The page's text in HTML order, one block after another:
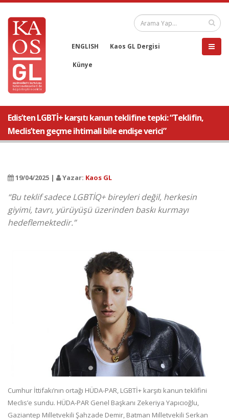
ENGLISH Kaos GL Dergisi
Künye
Edis’ten LGBTİ+ karşıtı kanun teklifine tepki: “Teklifin,
Meclis’ten geçme ihtimali bile endişe verici”
19/04/2025 | Yazar: Kaos GL
“Bu teklif sadece LGBTİQ+ bireyleri değil, herkesin
giyimi, tavrı, yürüyüşü üzerinden baskı kurmayı
hedeflemektedir.”
Cumhur İttifakı’nın ortağı HÜDA-PAR, LGBTİ+ karşıtı kanun teklifini
Meclis’e sundu. HÜDA-PAR Genel Başkanı Zekeriya Yapıcıoğlu,
Gaziantep Milletvekili Şahzade Demir, Batman Milletvekili Serkan